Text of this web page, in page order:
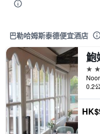
巴勒哈姆斯泰德便宜酒店
鮑
3星
0.2